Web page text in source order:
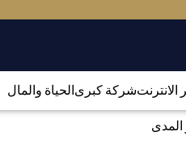
شركة كبرىالحياة والمال
المدى